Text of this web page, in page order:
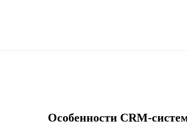
Особенности CRM-